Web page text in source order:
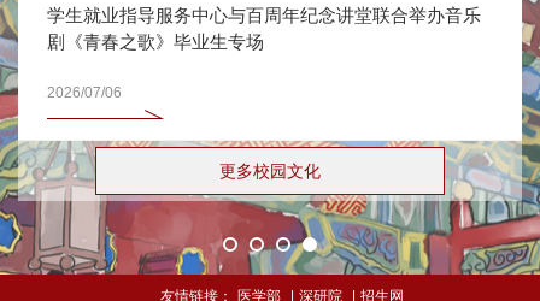
学生就业指导服务中心与百周年纪念讲堂联合举办音乐
剧《青春之歌》毕业生专场
2026/07/06
更多校园文化
友情链接： 医学部 | 深研院 | 招生网